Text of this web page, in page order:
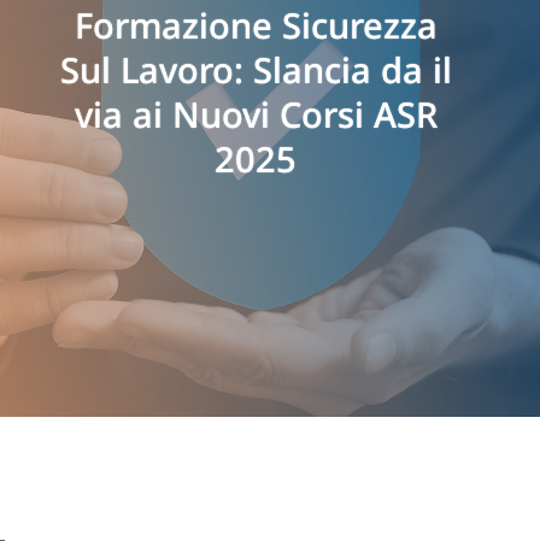
Formazione Sicurezza
Sul Lavoro: Slancia da il
via ai Nuovi Corsi ASR
2025